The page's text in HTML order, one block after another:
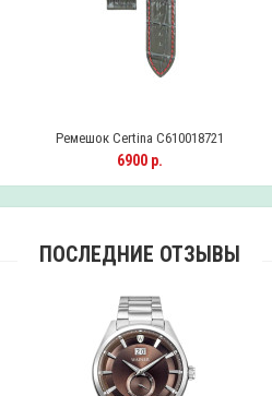
Ремешок Certina C610018721
6900 р.
ПОСЛЕДНИЕ ОТЗЫВЫ